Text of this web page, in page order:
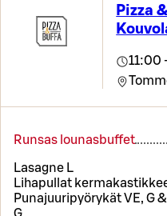
Pizza
11:00
Runsas lounasbuffet
Lasagne L
Lihapullat
Punajuuripyörykät VE, G
G